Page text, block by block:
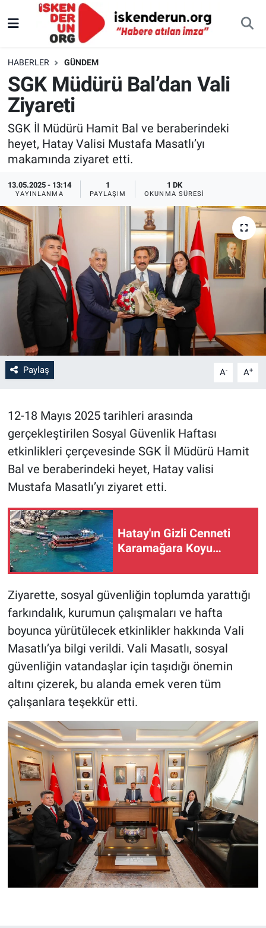
HABERLER GÜNDEM
SGK Müdürü Bal’dan Vali
Ziyareti
SGK İl Müdürü Hamit Bal ve beraberindeki
heyet, Hatay Valisi Mustafa Masatlı’yı
makamında ziyaret etti.
13.05.2025 - 13:14
YAYINLANMA
1
PAYLAŞIM
1 DK
OKUNMA SÜRESI
Paylaş A- A+
12-18 Mayıs 2025 tarihleri arasında
gerçekleştirilen Sosyal Güvenlik Haftası
etkinlikleri çerçevesinde SGK İl Müdürü Hamit
Bal ve beraberindeki heyet, Hatay valisi
Mustafa Masatlı’yı ziyaret etti.
Hatay'ın Gizli Cenneti
Karamağara Koyu…
Ziyarette, sosyal güvenliğin toplumda yarattığı
farkındalık, kurumun çalışmaları ve hafta
boyunca yürütülecek etkinlikler hakkında Vali
Masatlı’ya bilgi verildi. Vali Masatlı, sosyal
güvenliğin vatandaşlar için taşıdığı önemin
altını çizerek, bu alanda emek veren tüm
çalışanlara teşekkür etti.